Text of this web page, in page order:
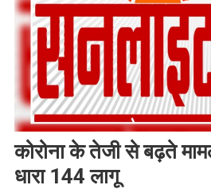
कोरोना के तेजी से बढ़ते
धारा 144 लागू